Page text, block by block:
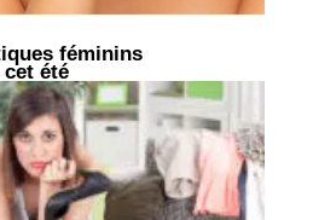
féminins
été